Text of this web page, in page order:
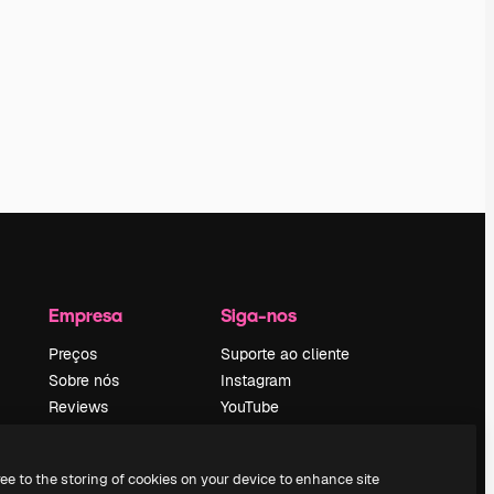
Empresa
Preços
Sobre nós
Reviews
pesquisa
Siga-nos
Suporte ao cliente
Instagram
YouTube
Discord
to the storing of cookies on your device to enhance site